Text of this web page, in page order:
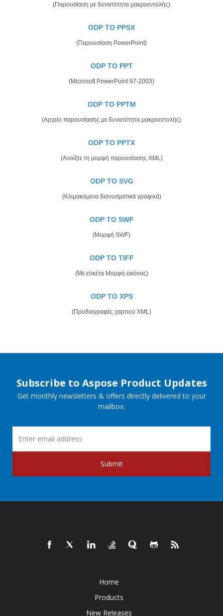
(Παρουσίαση με δυνατότητα μακροεντολής)
ODP TO PPSX
(Παρουσίαση PowerPoint)
ODP TO PPT
(Microsoft PowerPoint 97-2003)
ODP TO PPTM
(Αρχείο παρουσίασης με δυνατότητα μακροεντολής)
ODP TO PPTX
(Ανοίξτε τη μορφή παρουσίασης XML)
ODP TO SVG
(Κλιμακόμενα διανυσματικά γραφικά)
ODP TO SWF
(Μορφή SWF)
ODP TO TIFF
(Με ετικέτα Μορφή εικόνας)
ODP TO XPS
(Προδιαγραφές χαρτιού XML)
Subscribe to Aspose Product Updates
Get monthly newsletters & offers directly delivered to your
mailbox.
Submit
Home
Products
New Releases